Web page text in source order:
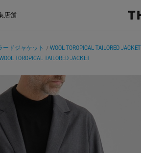
店舗
ードジャケット / WOOL TOROPICAL TAILORED JACKET
TOROPICAL TAILORED JACKET